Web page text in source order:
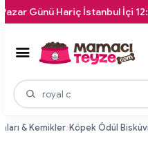
Hariç İstanbul İçi 12:00'a
& Kemikler Köpek Ödül